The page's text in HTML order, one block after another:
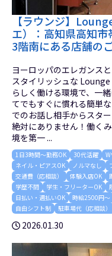
【ラウンジ】
エ）：高知県高知
3階南にある店舗の
ヨーロッパのエレガンス
スタイリッシュな
らしく働ける環境で、一
てでもすぐに慣れる簡単
でのお話し相手からスタ
絶対にありません！働く
境を第一 ...
1日3時間～勤務OK 30代活躍
ネイル・ピアスOK
ノルマなし
交通費（応相談）
体験入店OK
学歴不問
学生・フリーターOK
日払い・週払いOK
時給2500円～
自由シフト制
駐車場代（応相談）
2026.01.30